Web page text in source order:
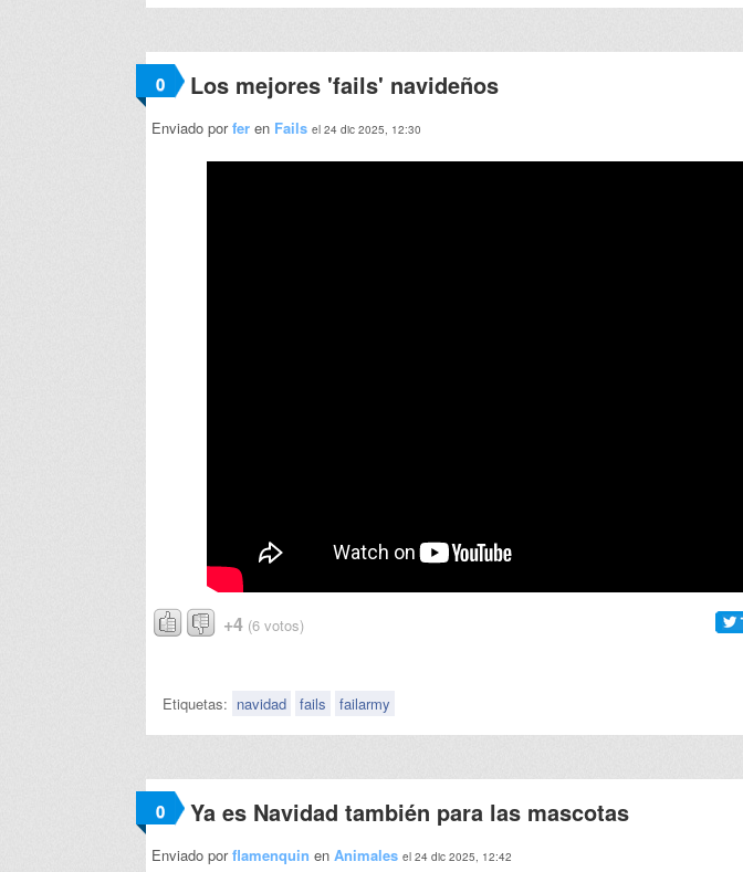
0 Los mejores 'fails' navideños
Enviado porfer en Fails el 24 dic 2025, 12:30
+4 (6 votos)
Etiquetas: navidad fails failarmy
0 Ya es Navidad también para las mascotas
Enviado porflamenquin en Animales el 24 dic 2025, 12:42